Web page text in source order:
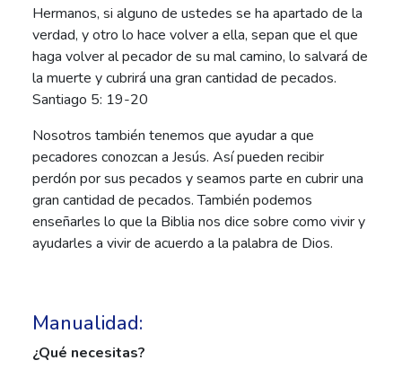
Hermanos, si alguno de ustedes se ha apartado de la
verdad, y otro lo hace volver a ella, sepan que el que
haga volver al pecador de su mal camino, lo salvará de
la muerte y cubrirá una gran cantidad de pecados.
Santiago 5: 19-20
Nosotros también tenemos que ayudar a que
pecadores conozcan a Jesús. Así pueden recibir
perdón por sus pecados y seamos parte en cubrir una
gran cantidad de pecados. También podemos
enseñarles lo que la Biblia nos dice sobre como vivir y
ayudarles a vivir de acuerdo a la palabra de Dios.
Manualidad:
¿Qué necesitas?